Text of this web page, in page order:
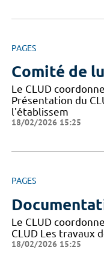
PAGES
Comité de
Le CLUD
Présentation du
l'établissem
18/02/2026 15:25
PAGES
Le CLUD
CLUD Les travaux
18/02/2026 15:25